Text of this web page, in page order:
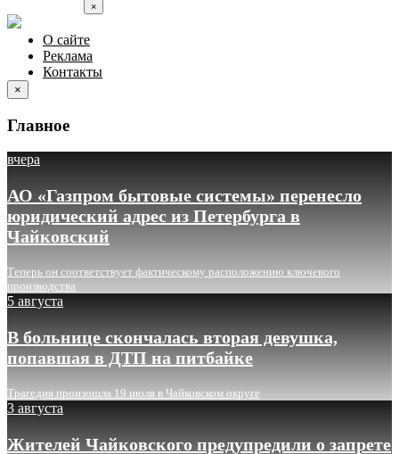
×
О сайте
Реклама
Контакты
×
Главное
вчера
АО «Газпром бытовые системы» перенесло
юридический адрес из Петербурга в
Чайковский
Теперь он соответствует фактическому расположению ключевого
производства
5 августа
В больнице скончалась вторая девушка,
попавшая в ДТП на питбайке
Трагедия произошла 19 июля в Чайковском округе
3 августа
Жителей Чайковского предупредили о запрете